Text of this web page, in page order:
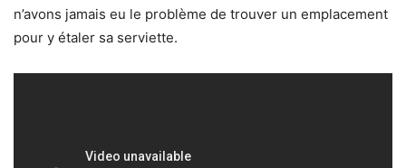
n’avons jamais eu le problème de trouver un emplacement
pour y étaler sa serviette.